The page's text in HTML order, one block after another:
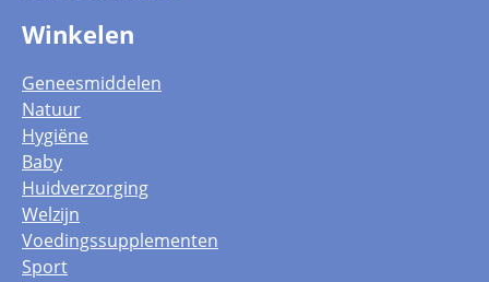
Winkelen
Geneesmiddelen
Natuur
Hygiëne
Baby
Huidverzorging
Welzijn
Voedingssupplementen
Sport